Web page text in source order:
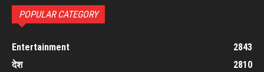
POPULAR CATEGORY
Entertainment
2843
देश
2810